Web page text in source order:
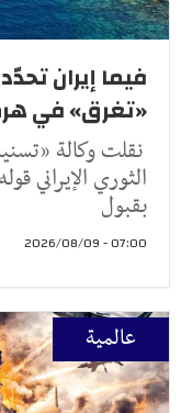
فيما إيران
«تغرق» في
نقلت وكالة
الثوري الإيراني
بقبول
07:00 - 2026/08/09
عالمية